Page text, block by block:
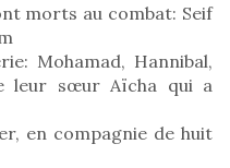
morts au combat: Seif
Mohamad, Hannibal,
leur sœur Aïcha qui a
en compagnie de huit